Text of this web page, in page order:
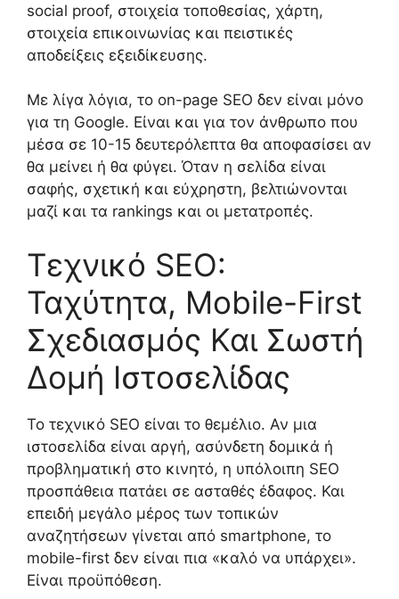
social proof, στοιχεία τοποθεσίας, χάρτη,
στοιχεία επικοινωνίας και πειστικές
αποδείξεις εξειδίκευσης.
Με λίγα λόγια, το on-page SEO δεν είναι μόνο
για τη Google. Είναι και για τον άνθρωπο που
μέσα σε 10-15 δευτερόλεπτα θα αποφασίσει αν
θα μείνει ή θα φύγει. Όταν η σελίδα είναι
σαφής, σχετική και εύχρηστη, βελτιώνονται
μαζί και τα rankings και οι μετατροπές.
Τεχνικό SEO:
Ταχύτητα, Mobile-First
Σχεδιασμός Και Σωστή
Δομή Ιστοσελίδας
Το τεχνικό SEO είναι το θεμέλιο. Αν μια
ιστοσελίδα είναι αργή, ασύνδετη δομικά ή
προβληματική στο κινητό, η υπόλοιπη SEO
προσπάθεια πατάει σε ασταθές έδαφος. Και
επειδή μεγάλο μέρος των τοπικών
αναζητήσεων γίνεται από smartphone, το
mobile-first δεν είναι πια «καλό να υπάρχει».
Είναι προϋπόθεση.